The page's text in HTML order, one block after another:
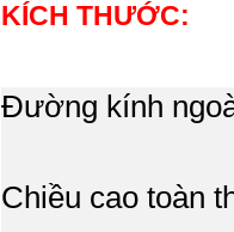
KÍCH THƯỚC:
Đường kính
Chiều cao toàn